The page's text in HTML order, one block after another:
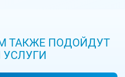
ТАКЖЕ ПОДОЙДУТ
УСЛУГИ